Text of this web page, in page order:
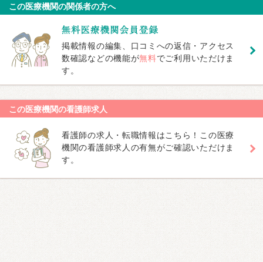
この医療機関の関係者の方へ
掲載情報の編集、口コミへの返信・アクセス
数確認などの機能が無料でご利用いただけま
す。
この医療機関の看護師求人
看護師の求人・転職情報はこちら！この医療
機関の看護師求人の有無がご確認いただけま
す。